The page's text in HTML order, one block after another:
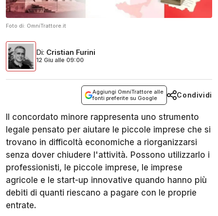
Foto di: OmniTrattore.it
Di: Cristian Furini
12 Giu alle 09:00
Aggiungi OmniTrattore alle
fonti preferite su Google
Condividi
Il concordato minore rappresenta uno strumento
legale pensato per aiutare le piccole imprese che si
trovano in difficoltà economiche a riorganizzarsi
senza dover chiudere l'attività. Possono utilizzarlo i
professionisti, le piccole imprese, le imprese
agricole e le start-up innovative quando hanno più
debiti di quanti riescano a pagare con le proprie
entrate.